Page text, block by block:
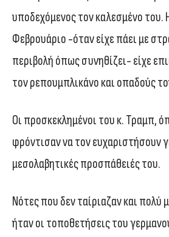
υποδεχόμενος τον καλεσμένο του.
Φεβρουάριο -όταν είχε πάει με
περιβολή όπως συνηθίζει- είχε
τον ρεπουμπλικάνο και οπαδούς
Οι προσκεκλημένοι του κ. Τραμπ,
φρόντισαν να τον ευχαριστήσουν
μεσολαβητικές προσπάθειές του.
Νότες που δεν ταίριαζαν και πολύ
ήταν οι τοποθετήσεις του